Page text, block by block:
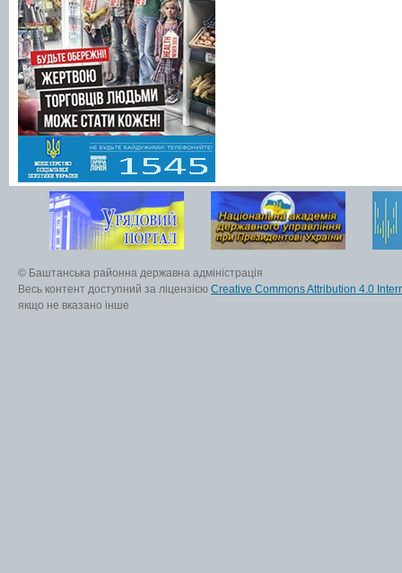
© Баштанська районна державна адміністрація
Весь контент доступний за ліцензією Creative Commons Attribution 4.0
якщо не вказано інше